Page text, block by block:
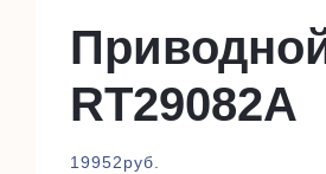
RT29082A
19952руб.